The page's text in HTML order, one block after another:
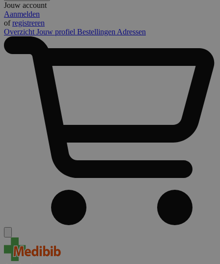
Jouw account
Aanmelden
ofregistreren
Overzicht Jouw profiel Bestellingen Adressen